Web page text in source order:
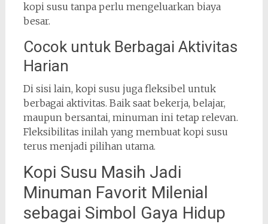
kopi susu tanpa perlu mengeluarkan biaya
besar.
Cocok untuk Berbagai Aktivitas
Harian
Di sisi lain, kopi susu juga fleksibel untuk
berbagai aktivitas. Baik saat bekerja, belajar,
maupun bersantai, minuman ini tetap relevan.
Fleksibilitas inilah yang membuat kopi susu
terus menjadi pilihan utama.
Kopi Susu Masih Jadi
Minuman Favorit Milenial
sebagai Simbol Gaya Hidup